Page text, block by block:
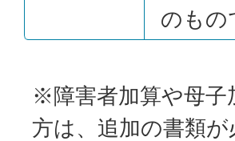
のもの
※障害者加算や母子
方は、追加の書類